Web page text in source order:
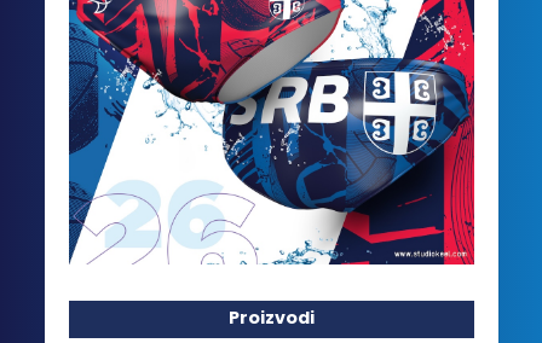
Proizvodi